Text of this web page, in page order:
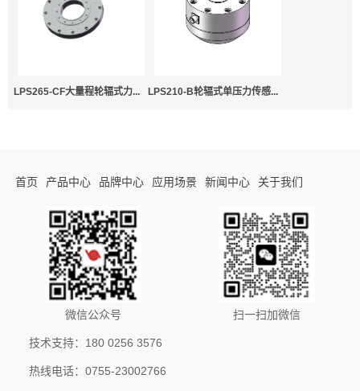
LPS265-CF大量程轮辐式力... LPS210-B轮辐式单压力传感...
首页 产品中心 品牌中心 应用场景 新闻中心 关于我们
微信公众号 扫一扫加微信
技术支持：180 0256 3576
热线电话：0755-23002766